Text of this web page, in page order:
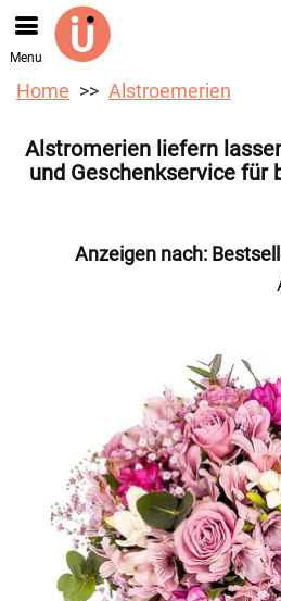
Bestellungen über unseren
entgegen. Der frühestmögliche
10.08.2026 aufgrund
Menu
Home Alstroemerien
Alstromerien liefern
und Geschenkservice für
Anzeigen nach: